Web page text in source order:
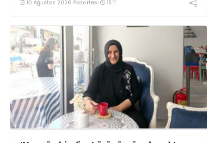
bildirim yapması ve yanlarında 6 kilogramlık yangın tüpü
10 Ağustos 2026 Pazartesi 15:11